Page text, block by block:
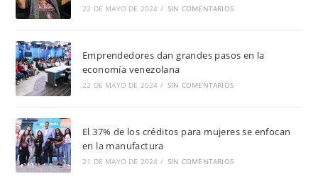
22 DE MAYO DE 2024 / SIN COMENTARIOS
Emprendedores dan grandes pasos en la
economía venezolana
22 DE MAYO DE 2024 / SIN COMENTARIOS
El 37% de los créditos para mujeres se enfocan
en la manufactura
21 DE MAYO DE 2024 / SIN COMENTARIOS